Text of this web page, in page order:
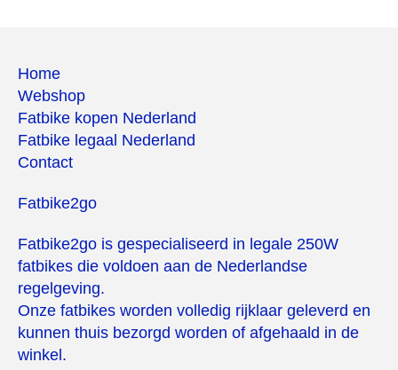
Home
Webshop
Fatbike kopen Nederland
Fatbike legaal Nederland
Contact
Fatbike2go
Fatbike2go is gespecialiseerd in legale 250W
fatbikes die voldoen aan de Nederlandse
regelgeving.
Onze fatbikes worden volledig rijklaar geleverd en
kunnen thuis bezorgd worden of afgehaald in de
winkel.